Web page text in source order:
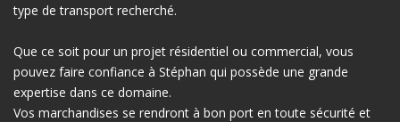
type de transport recherché.
Que ce soit pour un projet résidentiel ou commercial, vous
pouvez faire confiance à Stéphan qui possède une grande
expertise dans ce domaine.
Vos marchandises se rendront à bon port en toute sécurité et